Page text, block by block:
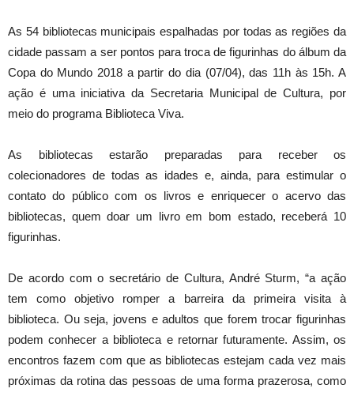
As 54 bibliotecas municipais espalhadas por todas as regiões da
cidade passam a ser pontos para troca de figurinhas do álbum da
Copa do Mundo 2018 a partir do dia (07/04), das 11h às 15h. A
ação é uma iniciativa da Secretaria Municipal de Cultura, por
meio do programa Biblioteca Viva.
As bibliotecas estarão preparadas para receber os
colecionadores de todas as idades e, ainda, para estimular o
contato do público com os livros e enriquecer o acervo das
bibliotecas, quem doar um livro em bom estado, receberá 10
figurinhas.
De acordo com o secretário de Cultura, André Sturm, “a ação
tem como objetivo romper a barreira da primeira visita à
biblioteca. Ou seja, jovens e adultos que forem trocar figurinhas
podem conhecer a biblioteca e retornar futuramente. Assim, os
encontros fazem com que as bibliotecas estejam cada vez mais
próximas da rotina das pessoas de uma forma prazerosa, como